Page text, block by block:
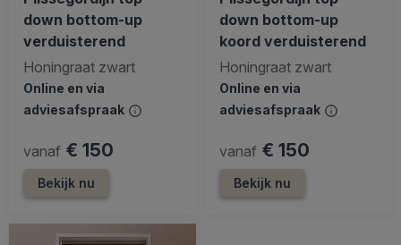
down bottom-up
verduisterend
Honingraat zwart
Online en via
adviesafspraak
vanaf € 150
Bekijk nu
down bottom-up
koord verduisterend
Honingraat zwart
Online en via
adviesafspraak
vanaf € 150
Bekijk nu